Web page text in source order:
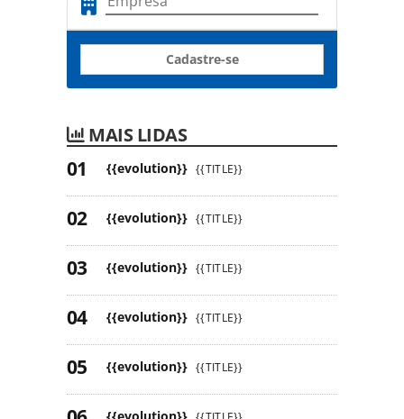
Cadastre-se
MAIS LIDAS
{{evolution}} {{TITLE}}
{{evolution}} {{TITLE}}
{{evolution}} {{TITLE}}
{{evolution}} {{TITLE}}
{{evolution}} {{TITLE}}